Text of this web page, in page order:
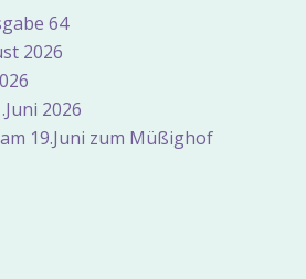
64
2026
2026
19.Juni zum Müßighof